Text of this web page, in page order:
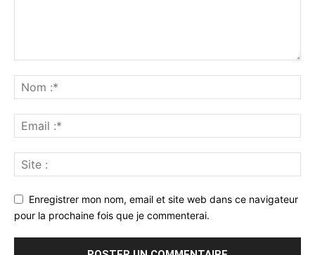
Enregistrer mon nom, email et site web dans ce navigateur
pour la prochaine fois que je commenterai.